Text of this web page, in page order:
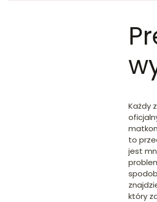
Każdy
to
jest
który